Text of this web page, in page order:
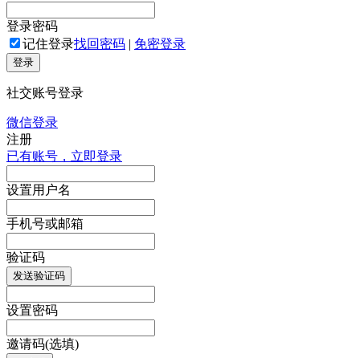
登录密码
记住登录找回密码 | 免密登录
登录
社交账号登录
微信登录
注册
已有账号，立即登录
设置用户名
手机号或邮箱
验证码
发送验证码
设置密码
邀请码(选填)